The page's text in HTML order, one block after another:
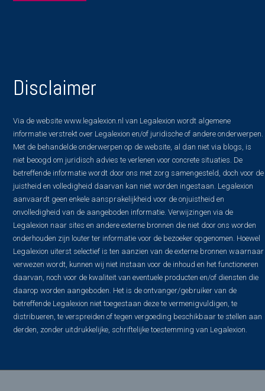
Disclaimer
Via de website www.legalexion.nl van Legalexion wordt algemene
informatie verstrekt over Legalexion en/of juridische of andere onderwerpen.
Met de behandelde onderwerpen op de website, al dan niet via blogs, is
niet beoogd om juridisch advies te verlenen voor concrete situaties. De
betreffende informatie wordt door ons met zorg samengesteld, doch voor de
juistheid en volledigheid daarvan kan niet worden ingestaan. Legalexion
aanvaardt geen enkele aansprakelijkheid voor de onjuistheid en
onvolledigheid van de aangeboden informatie. Verwijzingen via de
Legalexion naar sites en andere externe bronnen die niet door ons worden
onderhouden zijn louter ter informatie voor de bezoeker opgenomen. Hoewel
Legalexion uiterst selectief is ten aanzien van de externe bronnen waarnaar
verwezen wordt, kunnen wij niet instaan voor de inhoud en het functioneren
daarvan, noch voor de kwaliteit van eventuele producten en/of diensten die
daarop worden aangeboden. Het is de ontvanger/gebruiker van de
betreffende Legalexion niet toegestaan deze te vermenigvuldigen, te
distribueren, te verspreiden of tegen vergoeding beschikbaar te stellen aan
derden, zonder uitdrukkelijke, schriftelijke toestemming van Legalexion.